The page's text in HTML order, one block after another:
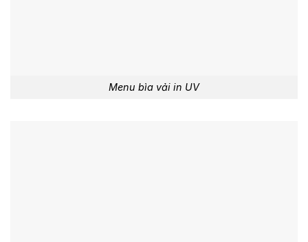
Menu bìa vải in UV